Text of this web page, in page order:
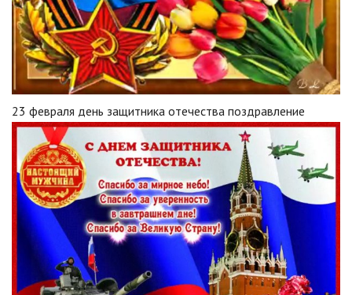
23 февраля день защитника отечества поздравление